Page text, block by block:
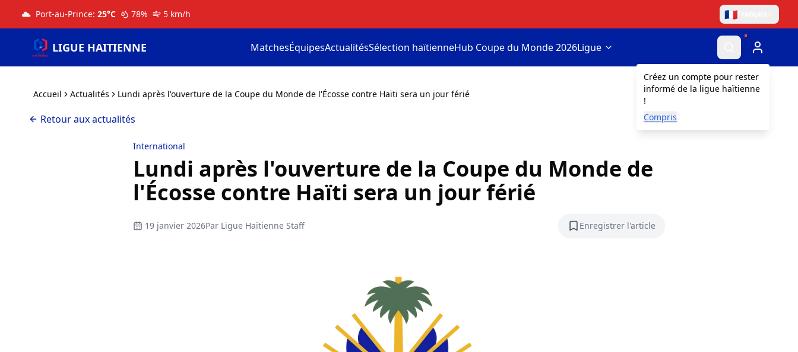
Port-au-Prince: 25°C 78% 5 km/h 🇫🇷
LIGUE HAITIENNE MatchesÉquipesActualitésSélection haïtienneHub Coupe du Monde 2026Ligue
Créez un compte pour rester
informé de la ligue haïtienne
!
Compris
Accueil Actualités Lundi après l'ouverture de la Coupe du Monde de l'Écosse contre Haïti sera un jour férié
Retour aux actualités
International
Lundi après l'ouverture de la Coupe du Monde de
l'Écosse contre Haïti sera un jour férié
19 janvier 2026Par Ligue Haïtienne Staff Enregistrer l'article
Enregistrer l'article